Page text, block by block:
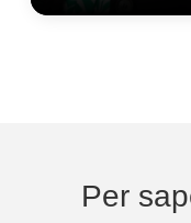
Per